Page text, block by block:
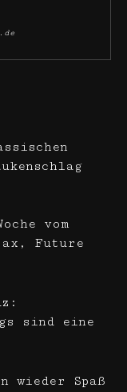
vom
Future
sind eine
wieder Spaß